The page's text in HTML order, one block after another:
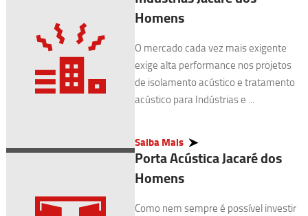
Homens
O mercado cada vez mais exigente
exige alta performance nos projetos
de isolamento acústico e tratamento
acústico para Indústrias e ...
Saiba Mais
Porta Acústica Jacaré dos
Homens
Como nem sempre é possível investir